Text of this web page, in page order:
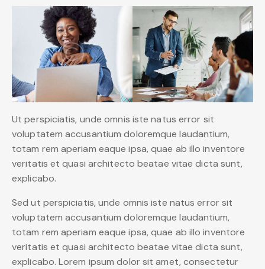
Ut perspiciatis, unde omnis iste natus error sit
voluptatem accusantium doloremque laudantium,
totam rem aperiam eaque ipsa, quae ab illo inventore
veritatis et quasi architecto beatae vitae dicta sunt,
explicabo.
Sed ut perspiciatis, unde omnis iste natus error sit
voluptatem accusantium doloremque laudantium,
totam rem aperiam eaque ipsa, quae ab illo inventore
veritatis et quasi architecto beatae vitae dicta sunt,
explicabo. Lorem ipsum dolor sit amet, consectetur